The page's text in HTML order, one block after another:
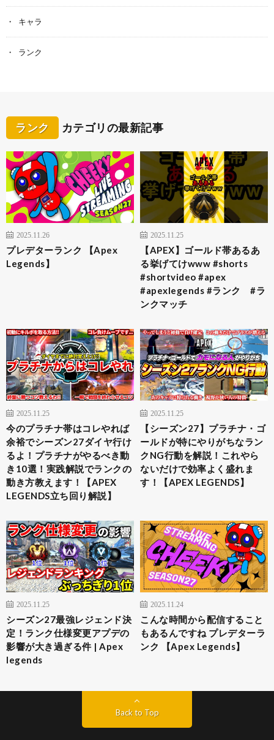
キャラ
ランク
ランク カテゴリの最新記事
2025.11.26
プレデターランク 【Apex
Legends】
2025.11.25
【APEX】ゴールド帯あるあ
る挙げてけwww #shorts
#shortvideo #apex
#apexlegends #ランク #ラ
ンクマッチ
2025.11.25
今のプラチナ帯はコレやれば
余裕でシーズン27ダイヤ行け
るよ！プラチナがやるべき動
き10選！実践解説でランクの
動き方教えます！【APEX
LEGENDS立ち回り解説】
2025.11.25
【シーズン27】プラチナ・ゴ
ールドが特にやりがちなラン
クNG行動を解説！これやら
ないだけで効率よく盛れま
す！【APEX LEGENDS】
2025.11.25
シーズン27最強レジェンド決
定！ランク仕様変更アプデの
影響が大き過ぎる件 | Apex
legends
2025.11.24
こんな時間から配信すること
もあるんですね プレデターラ
ンク 【Apex Legends】
Back to Top